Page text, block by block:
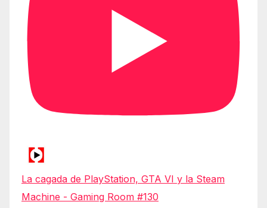
La cagada de PlayStation, GTA VI y la Steam
Machine - Gaming Room #130